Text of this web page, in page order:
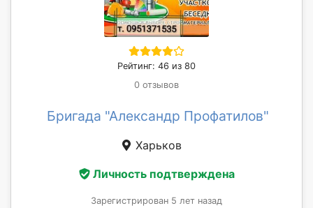
Рейтинг: 46 из 80
0 отзывов
Бригада "Александр Профатилов"
Харьков
Личность подтверждена
Зарегистрирован 5 лет назад